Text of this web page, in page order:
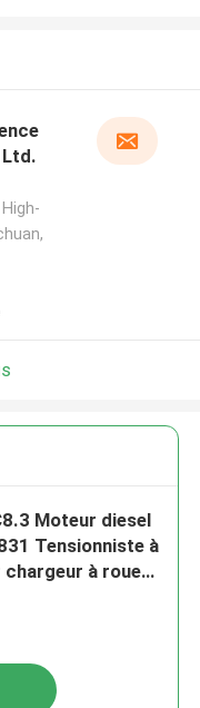
Ltd.
Moteur diesel
Tensionniste à
à roues